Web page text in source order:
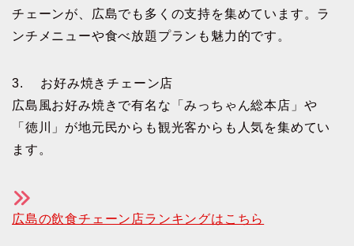
チェーンが、広島でも多くの支持を集めています。ラ
ンチメニューや食べ放題プランも魅力的です。
3. お好み焼きチェーン店
広島風お好み焼きで有名な「みっちゃん総本店」や
「徳川」が地元民からも観光客からも人気を集めてい
ます。
広島の飲食チェーン店ランキングはこちら